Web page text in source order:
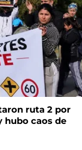
ruta 2 por
hubo caos de